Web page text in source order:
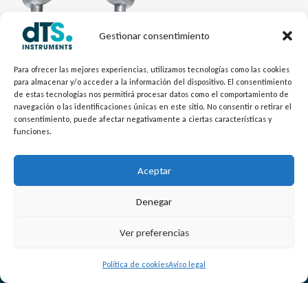
Gestionar consentimiento
Para ofrecer las mejores experiencias, utilizamos tecnologías como las cookies
para almacenar y/o acceder a la información del dispositivo. El consentimiento
de estas tecnologías nos permitirá procesar datos como el comportamiento de
navegación o las identificaciones únicas en este sitio. No consentir o retirar el
consentimiento, puede afectar negativamente a ciertas características y
funciones.
Aceptar
Denegar
Ver preferencias
Política de cookiesAviso legal
Electrónica dTSPres
Transmisor Acero Inoxidable
2000-SAN
L
i
n
u